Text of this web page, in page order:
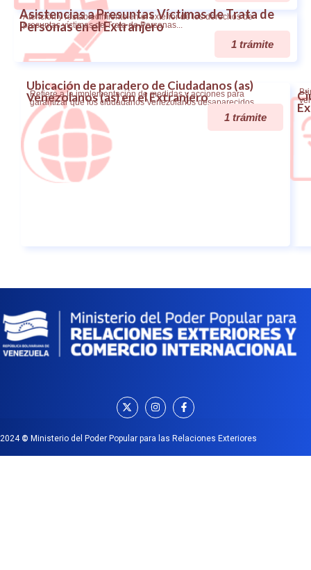
Asistencias a Presuntas Víctimas de Trata de
Personas en el Extranjero
Atención y restablecimiento en el exterior de los derechos de
presuntas víctimas de Trata de Personas...
1 trámite
Ubicación de paradero de Ciudadanos (as)
Venezolanos (as) en el Extranjero
Refiere a la implementación de medidas y acciones para
garantizar que los ciudadanos Venezolanos desaparecidos...
1 trámite
2024 © Ministerio del Poder Popular para las Relaciones Exteriores